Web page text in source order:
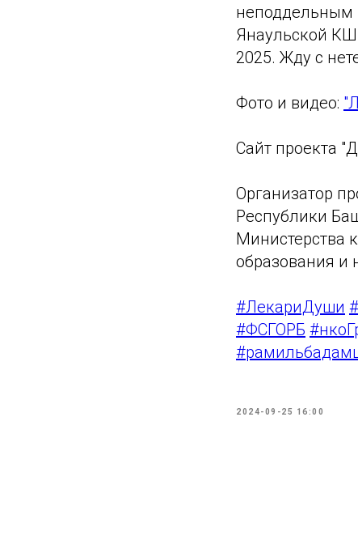
неподдельным
Янаульской
2025. Жду с
Фото и видео:
Сайт проекта
Организатор
Республики
Министерства
образования
#ЛекариДуши
#ФСГОРБ
2024-09-25 16:00